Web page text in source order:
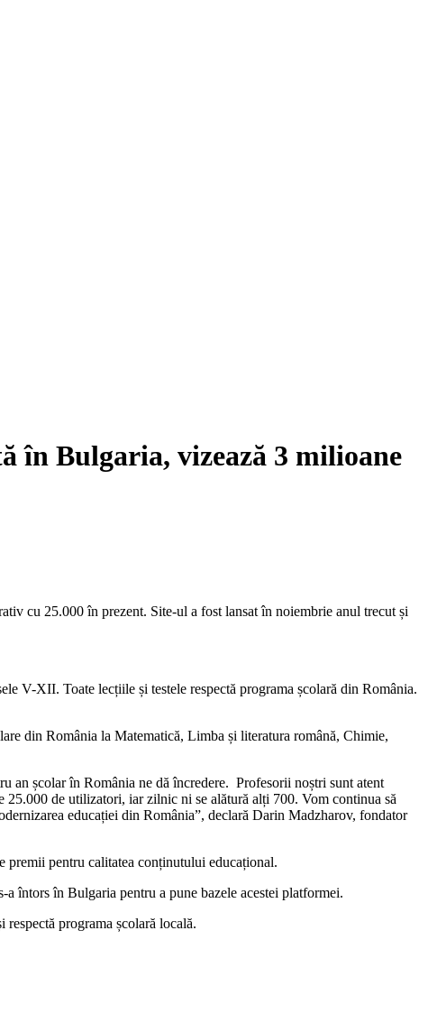
în Bulgaria, vizează 3 milioane
cu 25.000 în prezent. Site-ul a fost lansat în noiembrie anul trecut și
V-XII. Toate lecțiile și testele respectă programa școlară din România.
din România la Matematică, Limba și literatura română, Chimie,
an școlar în România ne dă încredere. Profesorii noștri sunt atent
25.000 de utilizatori, iar zilnic ni se alătură alți 700. Vom continua să
educației din România”, declară Darin Madzharov, fondator
premii pentru calitatea conținutului educațional.
întors în Bulgaria pentru a pune bazele acestei platformei.
programa școlară locală.